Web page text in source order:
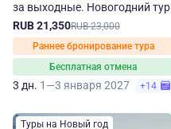
за выходные. Новогодний тур
RUB 21,350RUB 23,000
Раннее бронирование тура
Бесплатная отмена
3 дн. 1—3 января 2027 +14
Туры на Новый год